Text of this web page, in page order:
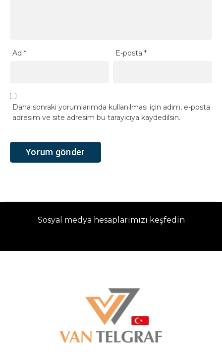
Ad * E-posta*
Daha sonraki yorumlarımda kullanılması için adım, e-posta
adresim ve site adresim bu tarayıcıya kaydedilsin.
Sosyal medya hesaplarımızı keşfedin